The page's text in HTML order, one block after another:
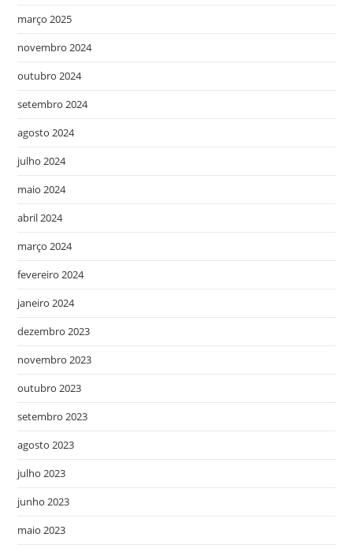
março 2025
novembro 2024
outubro 2024
setembro 2024
agosto 2024
julho 2024
maio 2024
abril 2024
março 2024
fevereiro 2024
janeiro 2024
dezembro 2023
novembro 2023
outubro 2023
setembro 2023
agosto 2023
julho 2023
junho 2023
maio 2023